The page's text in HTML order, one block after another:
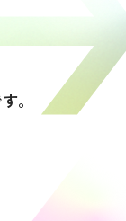
。